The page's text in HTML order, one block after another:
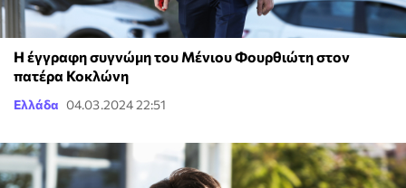
Η έγγραφη συγνώμη του Μένιου Φουρθιώτη στον
πατέρα Κοκλώνη
Ελλάδα 04.03.2024 22:51